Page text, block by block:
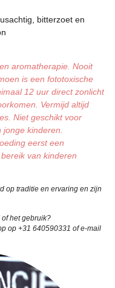
bitterzoet en
aromatherapie. Nooit
is een fototoxische
12 uur direct zonlicht
Vermijd altijd
Niet geschikt voor
kinderen.
eerst een
van kinderen
op traditie en ervaring en zijn
het gebruik?
op +31 640590331 of e-mail